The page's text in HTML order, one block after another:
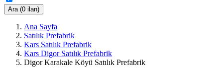
Ara (0 ilan)
Ana Sayfa
Satılık Prefabrik
Kars Satılık Prefabrik
Kars Digor Satılık Prefabrik
Digor Karakale Köyü Satılık Prefabrik